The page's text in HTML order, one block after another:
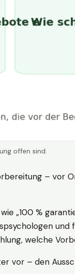
offen sind.
– vor
„100 %
welche
vor – den